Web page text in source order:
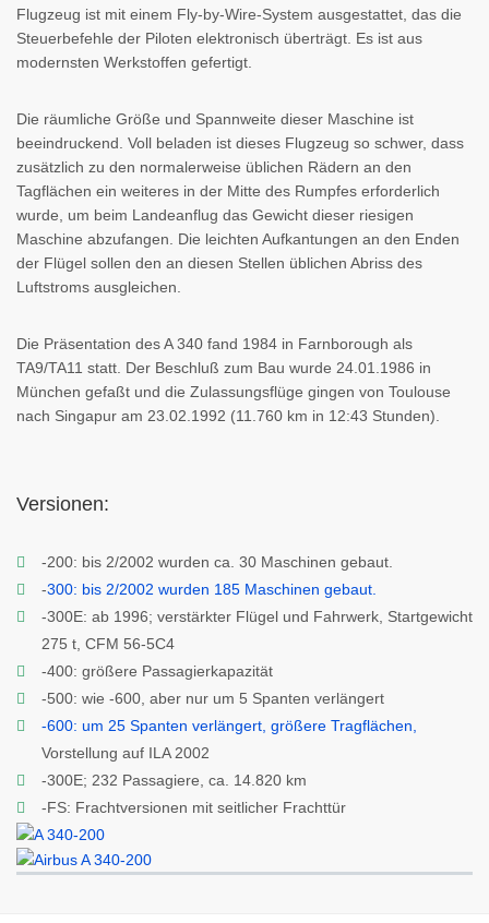
Flugzeug ist mit einem Fly-by-Wire-System ausgestattet, das die
Steuerbefehle der Piloten elektronisch überträgt. Es ist aus
modernsten Werkstoffen gefertigt.
Die räumliche Größe und Spannweite dieser Maschine ist
beeindruckend. Voll beladen ist dieses Flugzeug so schwer, dass
zusätzlich zu den normalerweise üblichen Rädern an den
Tagflächen ein weiteres in der Mitte des Rumpfes erforderlich
wurde, um beim Landeanflug das Gewicht dieser riesigen
Maschine abzufangen. Die leichten Aufkantungen an den Enden
der Flügel sollen den an diesen Stellen üblichen Abriss des
Luftstroms ausgleichen.
Die Präsentation des A 340 fand 1984 in Farnborough als
TA9/TA11 statt. Der Beschluß zum Bau wurde 24.01.1986 in
München gefaßt und die Zulassungsflüge gingen von Toulouse
nach Singapur am 23.02.1992 (11.760 km in 12:43 Stunden).
Versionen:
-200: bis 2/2002 wurden ca. 30 Maschinen gebaut.
-300: bis 2/2002 wurden 185 Maschinen gebaut.
-300E: ab 1996; verstärkter Flügel und Fahrwerk, Startgewicht
275 t, CFM 56-5C4
-400: größere Passagierkapazität
-500: wie -600, aber nur um 5 Spanten verlängert
-600: um 25 Spanten verlängert, größere Tragflächen,
Vorstellung auf ILA 2002
-300E; 232 Passagiere, ca. 14.820 km
-FS: Frachtversionen mit seitlicher Frachttür